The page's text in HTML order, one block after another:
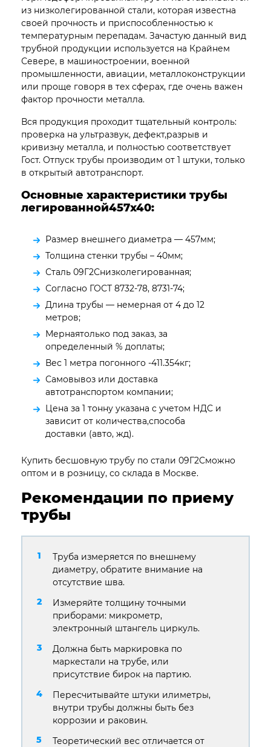
из низколегированной стали, которая известна
своей прочность и приспособленностью к
температурным перепадам. Зачастую данный вид
трубной продукции используется на Крайнем
Севере, в машиностроении, военной
промышленности, авиации, металлоконструкции
или проще говоря в тех сферах, где очень важен
фактор прочности металла.
Вся продукция проходит тщательный контроль:
проверка на ультразвук, дефект,разрыв и
кривизну металла, и полностью соответствует
Гост. Отпуск трубы производим от 1 штуки, только
в открытый автотранспорт.
Основные характеристики трубы
легированной457х40:
Размер внешнего диаметра — 457мм;
Толщина стенки трубы – 40мм;
Сталь 09Г2Снизколегированная;
Согласно ГОСТ 8732-78, 8731-74;
Длина трубы — немерная от 4 до 12
метров;
Мернаятолько под заказ, за
определенный % доплаты;
Вес 1 метра погонного -411.354кг;
Самовывоз или доставка
автотранспортом компании;
Цена за 1 тонну указана с учетом НДС и
зависит от количества,способа
доставки (авто, жд).
Купить бесшовную трубу по стали 09Г2Сможно
оптом и в розницу, со склада в Москве.
Рекомендации по приему
трубы
Труба измеряется по внешнему
диаметру, обратите внимание на
отсутствие шва.
Измеряйте толщину точными
приборами: микрометр,
электронный штангель циркуль.
Должна быть маркировка по
маркестали на трубе, или
присутствие бирок на партию.
Пересчитывайте штуки илиметры,
внутри трубы должны быть без
коррозии и раковин.
Теоретический вес отличается от